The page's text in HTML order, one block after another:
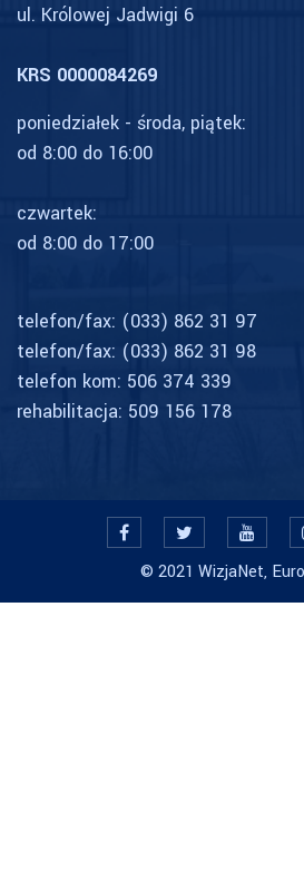
ul. Królowej Jadwigi 6
KRS 0000084269
poniedziałek - środa, piątek:
od 8:00 do 16:00
czwartek:
od 8:00 do 17:00
telefon/fax: (033) 862 31 97
telefon/fax: (033) 862 31 98
telefon kom: 506 374 339
rehabilitacja: 509 156 178
© 2021 WizjaNet,